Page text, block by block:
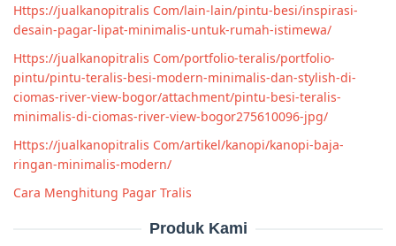
Https://jualkanopitralis Com/lain-lain/pintu-besi/inspirasi-
desain-pagar-lipat-minimalis-untuk-rumah-istimewa/
Https://jualkanopitralis Com/portfolio-teralis/portfolio-
pintu/pintu-teralis-besi-modern-minimalis-dan-stylish-di-
ciomas-river-view-bogor/attachment/pintu-besi-teralis-
minimalis-di-ciomas-river-view-bogor275610096-jpg/
Https://jualkanopitralis Com/artikel/kanopi/kanopi-baja-
ringan-minimalis-modern/
Cara Menghitung Pagar Tralis
Produk Kami